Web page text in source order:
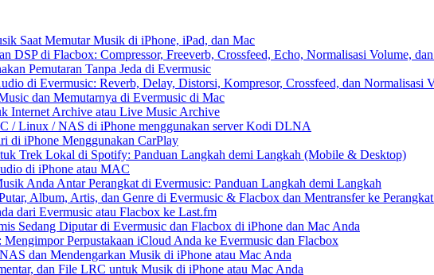
Saat Memutar Musik di iPhone, iPad, dan Mac
DSP di Flacbox: Compressor, Freeverb, Crossfeed, Echo, Normalisasi Volume,
Pemutaran Tanpa Jeda di Evermusic
di Evermusic: Reverb, Delay, Distorsi, Kompresor, Crossfeed, dan Normalisasi
dan Memutarnya di Evermusic di Mac
Internet Archive atau Live Music Archive
/ Linux / NAS di iPhone menggunakan server Kodi DLNA
di iPhone Menggunakan CarPlay
Trek Lokal di Spotify: Panduan Langkah demi Langkah (Mobile & Desktop)
di iPhone atau MAC
Anda Antar Perangkat di Evermusic: Panduan Langkah demi Langkah
Album, Artis, dan Genre di Evermusic & Flacbox dan Mentransfer ke
dari Evermusic atau Flacbox ke Last.fm
Sedang Diputar di Evermusic dan Flacbox di iPhone dan Mac Anda
Perpustakaan iCloud Anda ke Evermusic dan Flacbox
dan Mendengarkan Musik di iPhone atau Mac Anda
dan File LRC untuk Musik di iPhone atau Mac Anda